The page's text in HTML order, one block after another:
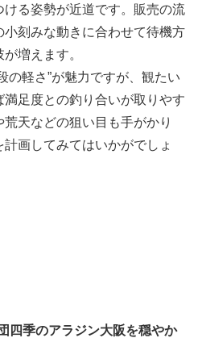
る姿勢が近道です。販売の流
刻みな動きに合わせて待機方
増えます。
の軽さ”が魅力ですが、観たい
足度との釣り合いが取りやす
天などの狙い目も手がかり
画してみてはいかがでしょ
四季のアラジン大阪を穏やか